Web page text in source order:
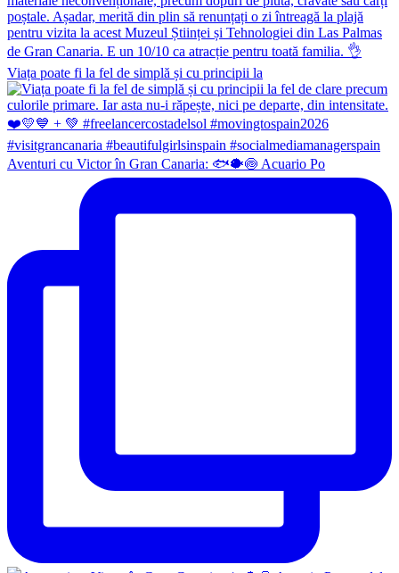
Viața poate fi la fel de simplă și cu principii la
Aventuri cu Victor în Gran Canaria: 🐟🐡🍥 Acuario Po